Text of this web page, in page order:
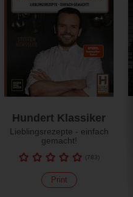
Hundert Klassiker
Lieblingsrezepte - einfach
gemacht!
(783)
Print